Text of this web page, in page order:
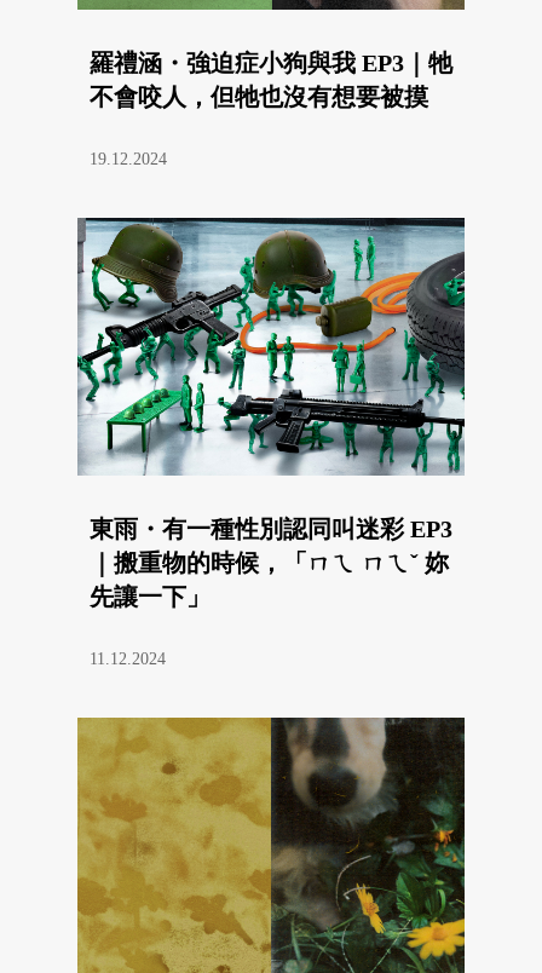
羅禮涵・強迫症小狗與我 EP3｜牠
不會咬人，但牠也沒有想要被摸
19.12.2024
東雨・有一種性別認同叫迷彩 EP3
｜搬重物的時候，「ㄇㄟ ㄇㄟˇ 妳
先讓一下」
11.12.2024